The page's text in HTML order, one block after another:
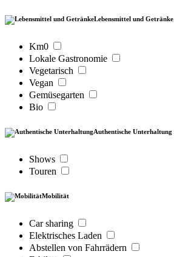
Lebensmittel und Getränke
Km0
Lokale Gastronomie
Vegetarisch
Vegan
Gemüsegarten
Bio
Authentische Unterhaltung
Shows
Touren
Mobilität
Car sharing
Elektrisches Laden
Abstellen von Fahrrädern